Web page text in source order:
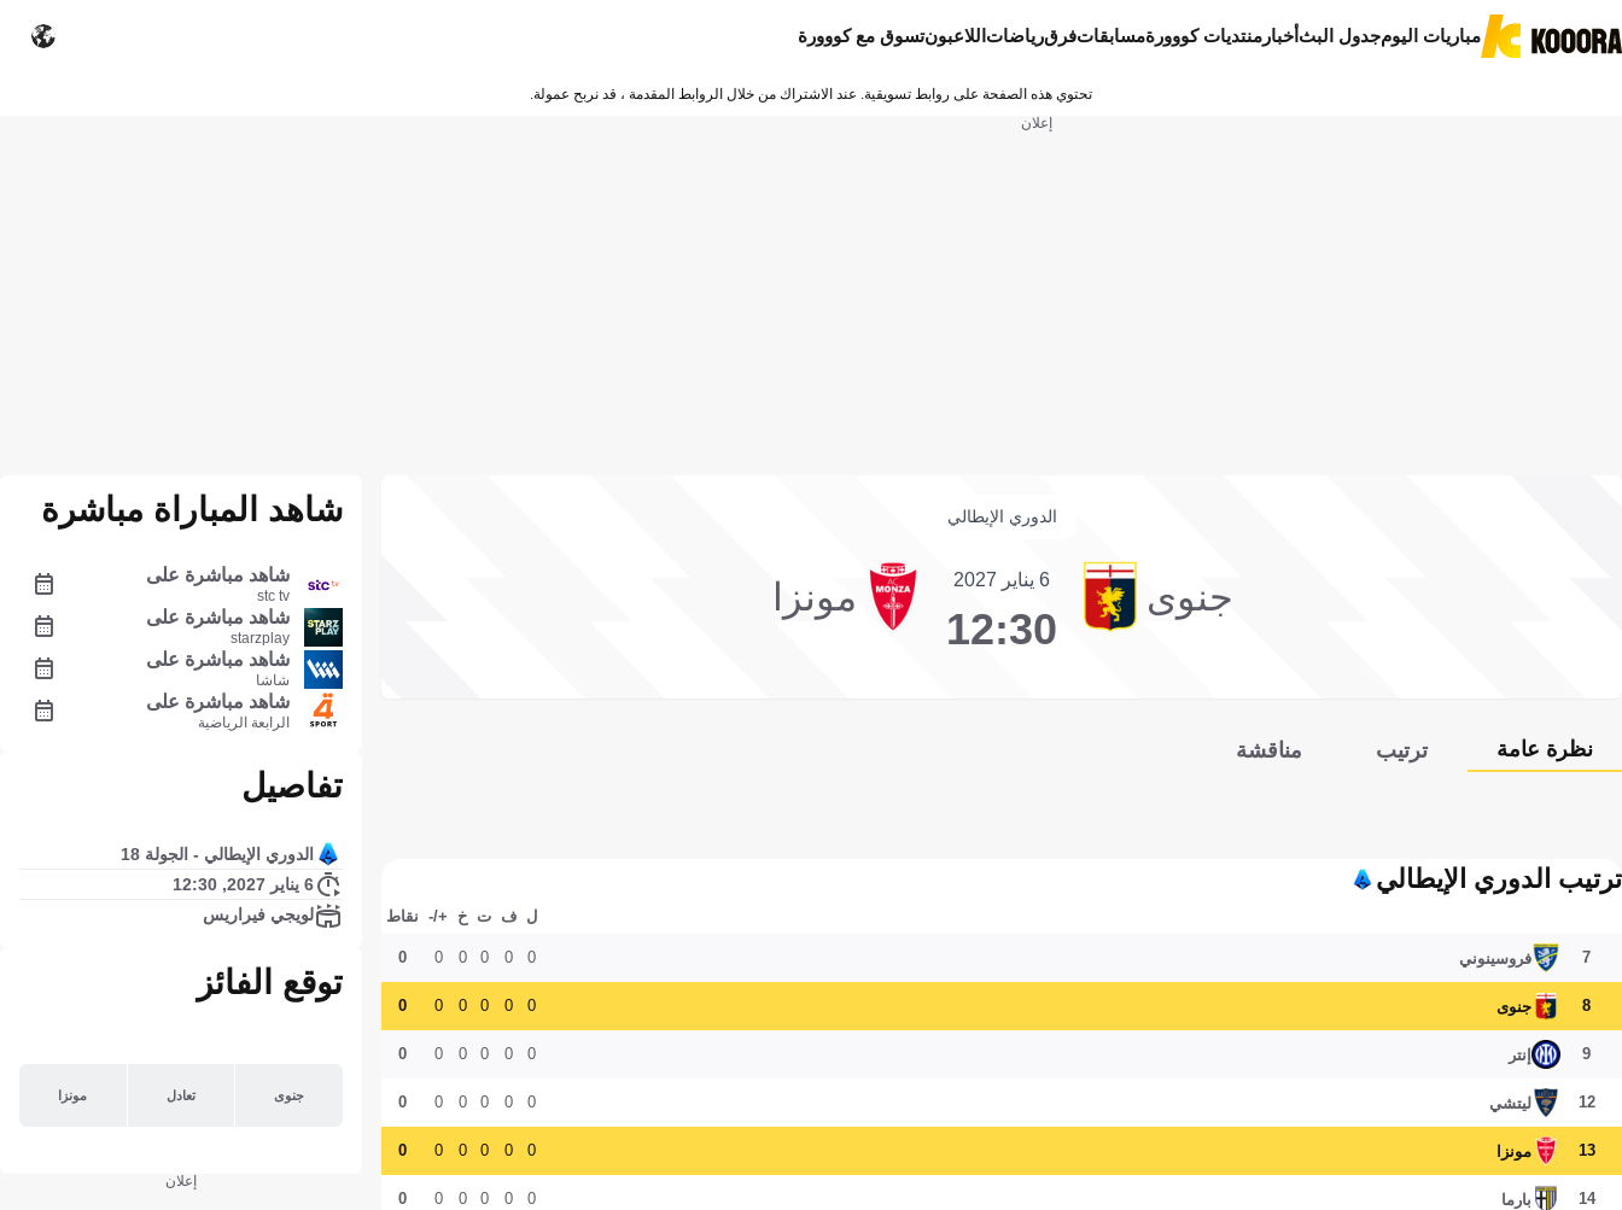
مباريات اليومجدول البثأخبار منتديات كووورةمسابقاتفرقرياضات اللاعبونتسوق مع كووورة
تحتوي هذه الصفحة على روابط تسويقية. عند الاشتراك من خلال الروابط المقدمة ، قد نربح عمولة.
إعلان
الدوري الإيطالي
جنوى 6 يناير 2027
12:30
مونزا
نظرة عامة ترتيب مناقشة
ترتيب الدوري الإيطالي
ل ف ت خ +/- نقاط
7 فروسينوني 0
0
0
0
0
0
8 جنوى 0
0
0
0
0
0
9 إنتر 0
0
0
0
0
0
12 ليتشي 0
0
0
0
0
0
13 مونزا 0
0
0
0
0
0
14 بارما 0
0
0
0
0
0
شاهد المباراة مباشرة
شاهد مباشرة على
stc tv
شاهد مباشرة على
starzplay
شاهد مباشرة على
شاشا
شاهد مباشرة على
الرابعة الرياضية
تفاصيل
الدوري الإيطالي - الجولة 18
6 يناير 2027, 12:30
لويجي فيراريس
توقع الفائز
جنوى تعادل مونزا
إعلان